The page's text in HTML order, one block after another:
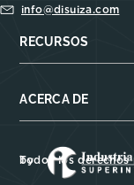
info@disuiza.com
RECURSOS
ACERCA DE
Todos los derechos reservados Time Square 2022 Empowered by